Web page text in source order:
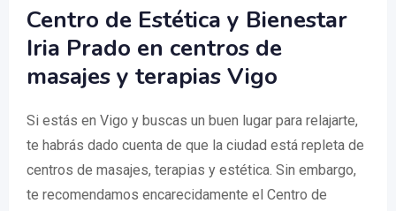
Centro de Estética y Bienestar
Iria Prado en centros de
masajes y terapias Vigo
Si estás en Vigo y buscas un buen lugar para relajarte,
te habrás dado cuenta de que la ciudad está repleta de
centros de masajes, terapias y estética. Sin embargo,
te recomendamos encarecidamente el Centro de